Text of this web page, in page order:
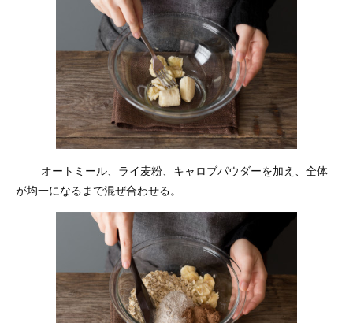
オートミール、ライ麦粉、キャロブパウダーを加え、全体
が均一になるまで混ぜ合わせる。